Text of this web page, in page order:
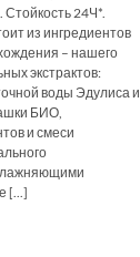
24Ч*.
из ингредиентов
– нашего
экстрактов:
воды Эдулиса и
БИО,
и смеси
[...]